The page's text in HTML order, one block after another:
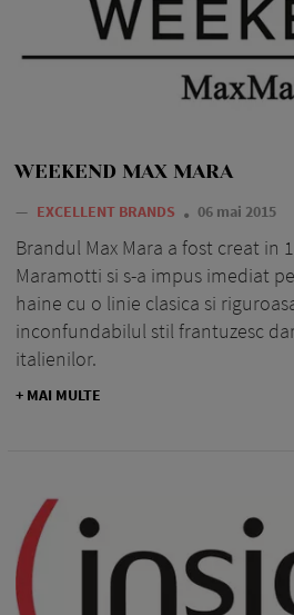
WEEKEND MAX MARA
— EXCELLENT BRANDS 06 mai 2015
Brandul Max Mara a fost creat in
Maramotti si s-a impus imediat
haine cu o linie clasica si
inconfundabilul stil frantuzesc
italienilor.
+ MAI MULTE